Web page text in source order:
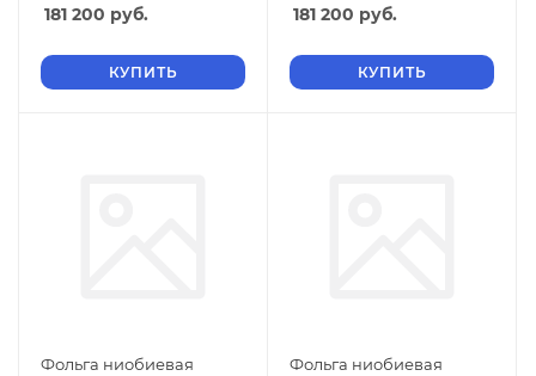
181 200 руб.
КУПИТЬ
181 200 руб.
КУПИТЬ
Фольга ниобиевая
Фольга ниобиевая